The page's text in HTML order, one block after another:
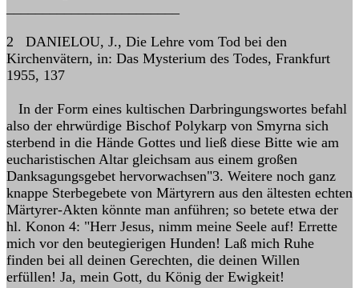
2 DANIELOU, J., Die Lehre vom Tod bei den
Kirchenvätern, in: Das Mysterium des Todes, Frankfurt
1955, 137
In der Form eines kultischen Darbringungswortes befahl
also der ehrwürdige Bischof Polykarp von Smyrna sich
sterbend in die Hände Gottes und ließ diese Bitte wie am
eucharistischen Altar gleichsam aus einem großen
Danksagungsgebet hervorwachsen"3. Weitere noch ganz
knappe Sterbegebete von Märtyrern aus den ältesten echten
Märtyrer-Akten könnte man anführen; so betete etwa der
hl. Konon 4: "Herr Jesus, nimm meine Seele auf! Errette
mich vor den beutegierigen Hunden! Laß mich Ruhe
finden bei all deinen Gerechten, die deinen Willen
erfüllen! Ja, mein Gott, du König der Ewigkeit!